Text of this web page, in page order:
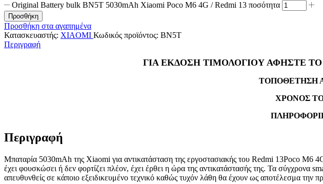
Original Battery bulk BN5T 5030mAh Xiaomi Poco M6 4G / Redmi 13 ποσότητα
Προσθήκη
Προσθήκη στα αγαπημένα
Κατασκευαστής: XIAOMI Κωδικός προϊόντος: BN5T
Περιγραφή
ΓΙΑ ΕΚΔΟΣΗ ΤΙΜΟΛΟΓΙΟΥ ΑΦΗΣΤΕ
ΤΟΠΟΘΕΤΗΣΗ
ΧΡΟΝΟΣ
Περιγραφή
Μπαταρία 5030mAh της Xiaomi για αντικατάσταση της εργοστασιακής του Redmi 13Poco M6
έχει φουσκώσει ή δεν φορτίζει πλέον, έχει έρθει η ώρα της αντικατάστασής της. Τα σύγχρονα
απευθυνθείς σε κάποιο εξειδικευμένο τεχνικό καθώς τυχόν λάθη θα έχουν ως αποτέλεσμα την